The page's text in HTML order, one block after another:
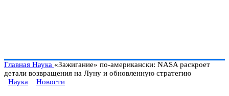
Главная Наука «Зажигание» по-американски: NASA раскроет
детали возвращения на Луну и обновленную стратегию
Наука
Новости